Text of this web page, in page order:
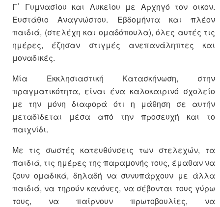
Γ΄ Γυμνασίου και Λυκείου με Αρχηγό τον οικον.
Ευστάθιο Αναγνώστου. Εβδομήντα και πλέον
παιδιά, (στελέχη και ομαδόπουλα), όλες αυτές τις
ημέρες, έζησαν στιγμές ανεπανάληπτες και
μοναδικές.
Μία Εκκλησιαστική Κατασκήνωση, στην
πραγματικότητα, είναι ένα καλοκαιρινό σχολείο
με την μόνη διαφορά ότι η μάθηση σε αυτήν
μεταδίδεται μέσα από την προσευχή και το
παιχνίδι.
Με τις σωστές κατευθύνσεις των στελεχών, τα
παιδιά, τις ημέρες της παραμονής τους, έμαθαν να
ζουν ομαδικά, δηλαδή να συνυπάρχουν με άλλα
παιδιά, να τηρούν κανόνες, να σέβονται τους γύρω
τους, να παίρνουν πρωτοβουλίες, να